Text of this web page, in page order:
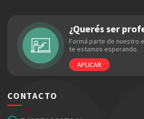
¿Querés ser
Formá parte de nuestro
te estamos esperando.
APLICAR
CONTACTO